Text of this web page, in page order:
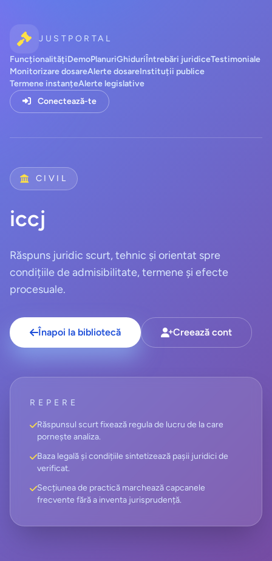
JUSTPORTAL
FuncționalitățiDemoPlanuriGhiduriÎntrebări juridiceTestimoniale
Monitorizare dosareAlerte dosareInstituții publice
Termene instanțeAlerte legislative
Conectează-te
CIVIL
iccj
Răspuns juridic scurt, tehnic și orientat spre
condițiile de admisibilitate, termene și efecte
procesuale.
Înapoi la bibliotecă Creează cont
REPERE
Răspunsul scurt fixează regula de lucru de la care
pornește analiza.
Baza legală și condițiile sintetizează pașii juridici de
verificat.
Secțiunea de practică marchează capcanele
frecvente fără a inventa jurisprudență.